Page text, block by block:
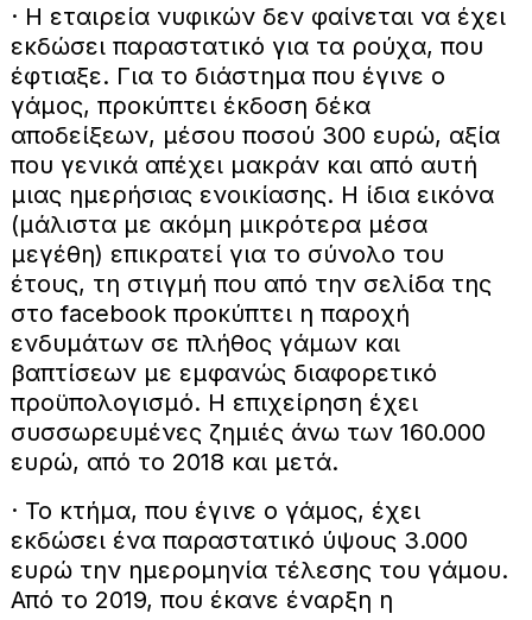
· Η εταιρεία νυφικών δεν φαίνεται να έχει
εκδώσει παραστατικό για τα ρούχα, που
έφτιαξε. Για το διάστημα που έγινε ο
γάμος, προκύπτει έκδοση δέκα
αποδείξεων, μέσου ποσού 300 ευρώ, αξία
που γενικά απέχει μακράν και από αυτή
μιας ημερήσιας ενοικίασης. H ίδια εικόνα
(μάλιστα με ακόμη μικρότερα μέσα
μεγέθη) επικρατεί για το σύνολο του
έτους, τη στιγμή που από την σελίδα της
στο facebook προκύπτει η παροχή
ενδυμάτων σε πλήθος γάμων και
βαπτίσεων με εμφανώς διαφορετικό
προϋπολογισμό. H επιχείρηση έχει
συσσωρευμένες ζημιές άνω των 160.000
ευρώ, από το 2018 και μετά.
· Το κτήμα, που έγινε ο γάμος, έχει
εκδώσει ένα παραστατικό ύψους 3.000
ευρώ την ημερομηνία τέλεσης του γάμου.
Από το 2019, που έκανε έναρξη η